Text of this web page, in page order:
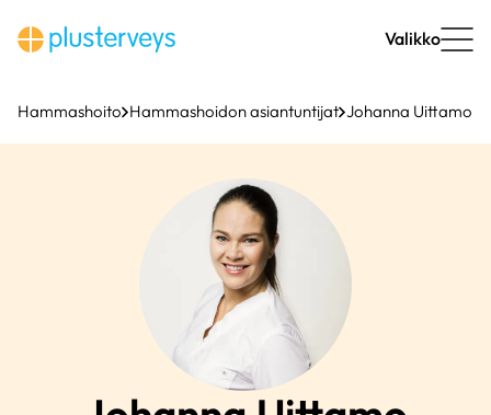
sisältöön
Valikko
Hammashoito Hammashoidon asiantuntijat Johanna Uittamo